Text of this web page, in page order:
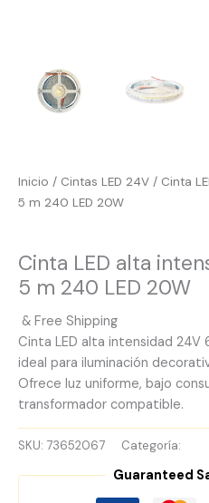
Inicio / Cintas LED 24V / Cinta
5 m 240 LED 20W
Cinta LED alta
5 m 240 LED 20W
& Free Shipping
Cinta LED alta intensidad 24V
ideal para iluminación
Ofrece luz uniforme, bajo
transformador compatible.
SKU: 73652067 Categoría:
Guaranteed